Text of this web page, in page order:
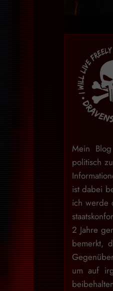
Mein
politisch
ist dabei
ich werde
2 Jahre
bemerkt,
um auf